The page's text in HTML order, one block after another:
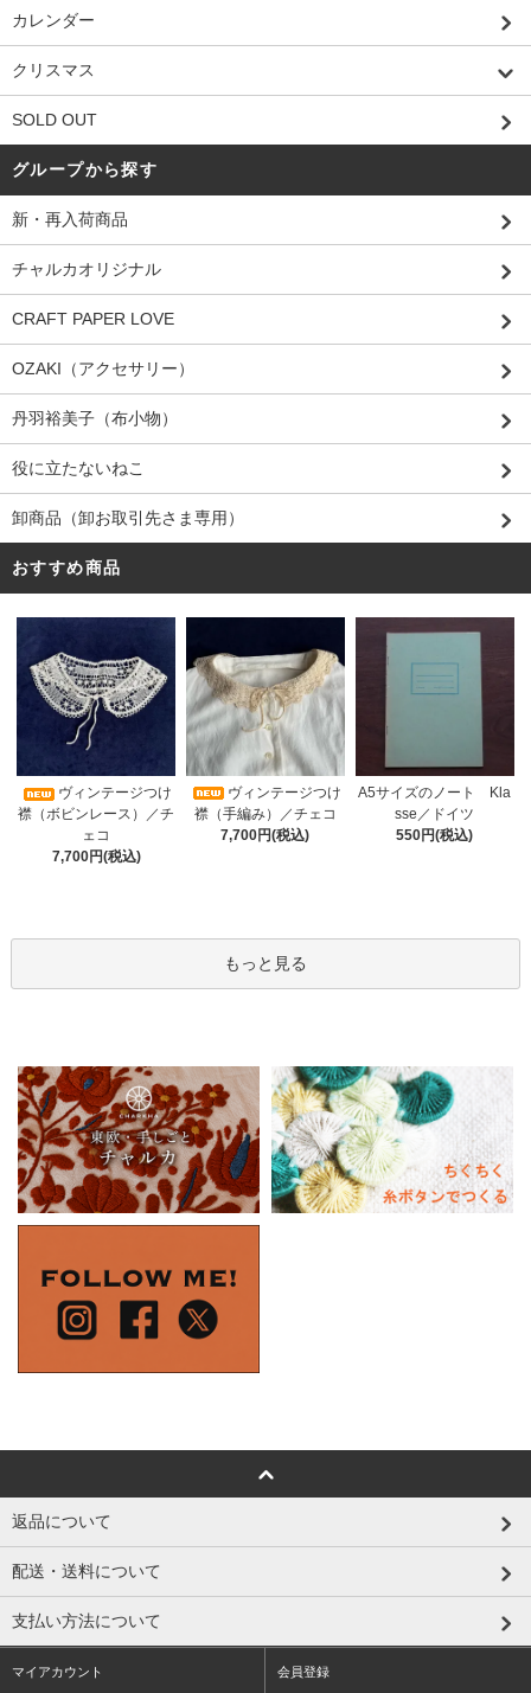
カレンダー
クリスマス
SOLD OUT
グループから探す
新・再入荷商品
チャルカオリジナル
CRAFT PAPER LOVE
OZAKI（アクセサリー）
丹羽裕美子（布小物）
役に立たないねこ
卸商品（卸お取引先さま専用）
おすすめ商品
ヴィンテージつけ
襟（ボビンレース）／チ
ェコ
7,700円(税込)
ヴィンテージつけ
襟（手編み）／チェコ
7,700円(税込)
A5サイズのノート Kla
sse／ドイツ
550円(税込)
もっと見る
返品について
配送・送料について
支払い方法について
マイアカウント 会員登録